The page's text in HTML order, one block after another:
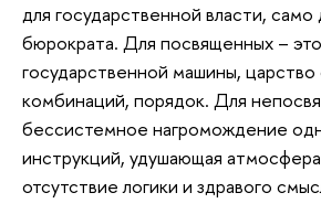
для государственной власти,
бюрократа. Для посвященных –
государственной машины,
комбинаций, порядок. Для
бессистемное нагромождение
инструкций, удушающая
отсутствие логики и здравого